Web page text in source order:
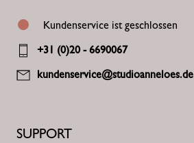
SUPPORT
Kundenservice ist geschlossen
+31 (0)20 - 6690067
kundenservice@studioanneloes.de